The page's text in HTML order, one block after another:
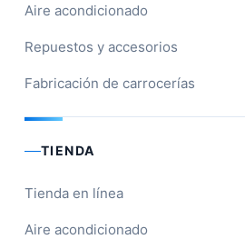
Aire acondicionado
Repuestos y accesorios
Fabricación de carrocerías
TIENDA
Tienda en línea
Aire acondicionado